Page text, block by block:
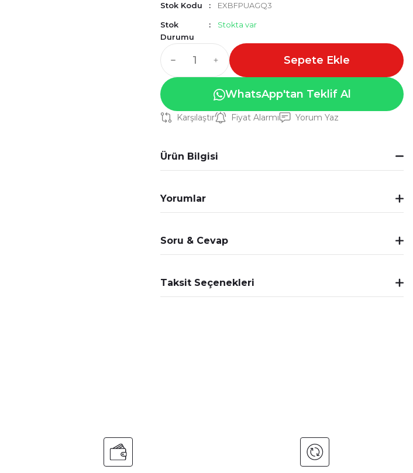
Stok Kodu EXBFPUAGQ3
Stok
Durumu
Stokta var
Sepete Ekle
WhatsApp'tan Teklif Al
Karşılaştır Fiyat Alarmı Yorum Yaz
Ürün Bilgisi
Yorumlar
Soru & Cevap
Taksit Seçenekleri